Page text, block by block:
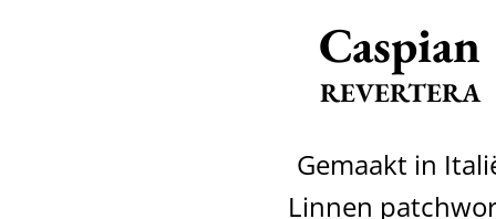
Caspian
REVERTERA
Gemaakt in
Linnen